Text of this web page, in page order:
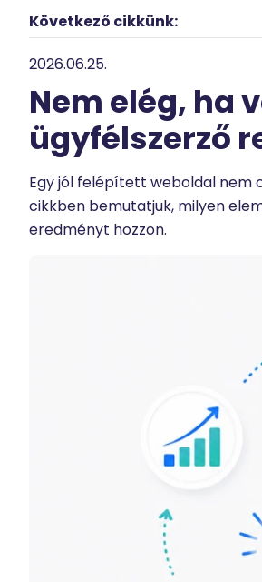
Következő cikkünk:
2026.06.25.
Nem elég, ha
ügyfélszerző
Egy jól felépített weboldal nem
cikkben bemutatjuk, milyen
eredményt hozzon.